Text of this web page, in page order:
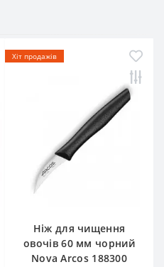
Хіт продажів
Ніж для чищення
овочів 60 мм чорний
Nova Arcos 188300